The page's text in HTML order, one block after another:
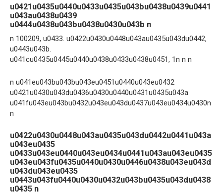
u0421u0435u0440u0433u0435u043bu0438u0439u0441
u043au0438u0439
u0444u0438u043bu0438u0430u043b n
n 100209, u0433. u0422u0430u0448u043au0435u043du0442,
u0443u043b.
u041cu0435u0445u0440u0438u0433u0438u0451, 1n n n
n u041eu043bu043bu043eu0451u0440u043eu0432
u0421u0430u043du0436u0430u0440u0431u0435u043a
u041fu043eu043bu0432u043eu043du0437u043eu0434u0430n
n
u0422u0430u0448u043au0435u043du0442u0441u043a
u043eu0435
u0433u043eu0440u043eu0434u0441u043au043eu0435
u043eu043fu0435u0440u0430u0446u0438u043eu043d
u043du043eu0435
u0443u043fu0440u0430u0432u043bu0435u043du0438
u0435 n